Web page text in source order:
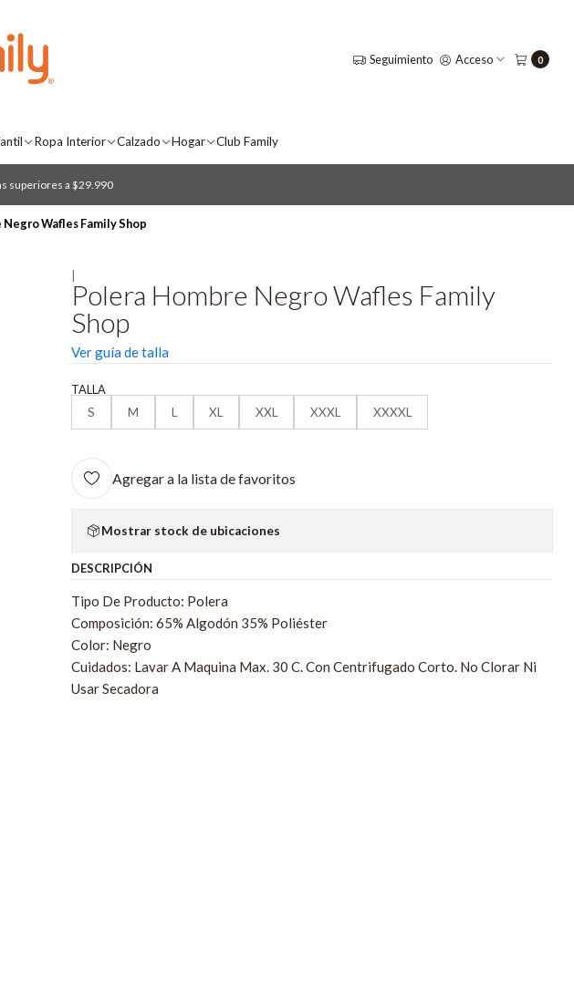
Seguimiento Acceso 0
Ropa Interior Calzado Hogar Club Family
superiores a $29.990
Wafles Family Shop
Polera Hombre Negro Wafles Family
Shop
Ver guía de talla
TALLA
S
M L XL XXL XXXL XXXXL
Agregar a la lista de favoritos
Mostrar stock de ubicaciones
DESCRIPCIÓN
Tipo De Producto: Polera
Composición: 65% Algodón 35% Poliéster
Color: Negro
Cuidados: Lavar A Maquina Max. 30 C. Con Centrifugado Corto. No Clorar Ni
Usar Secadora